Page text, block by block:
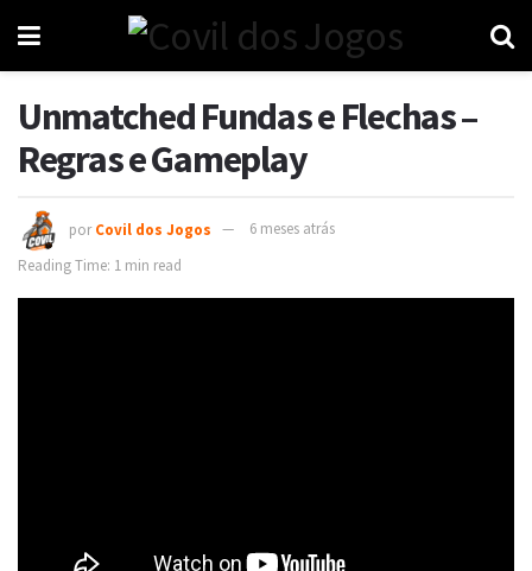
Unmatched Fundas e Flechas –
Regras e Gameplay
por Covil dos Jogos
6 meses atrás
Reading Time: 1 min read